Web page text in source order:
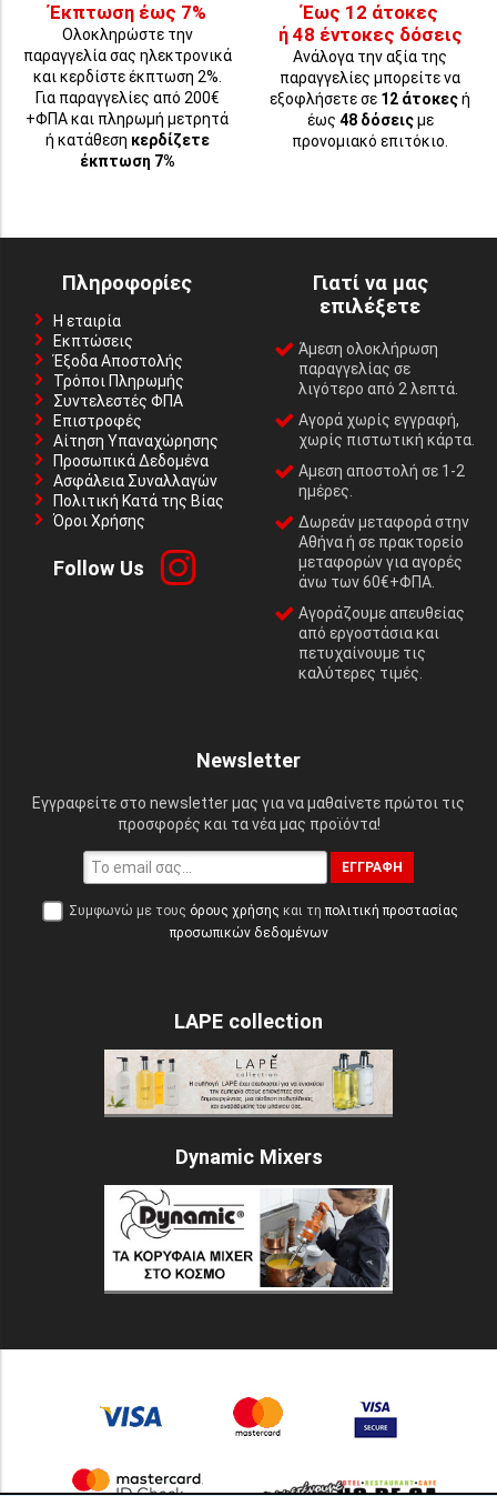
Έκπτωση έως 7%
Ολοκληρώστε την
παραγγελία σας ηλεκτρονικά
και κερδίστε έκπτωση 2%.
Για παραγγελίες από 200€
+ΦΠΑ και πληρωμή μετρητά
ή κατάθεση κερδίζετε
έκπτωση 7%
Έως 12 άτοκες
ή 48 έντοκες δόσεις
Ανάλογα την αξία της
παραγγελίες μπορείτε να
εξοφλήσετε σε 12 άτοκεςή
έως 48 δόσειςμε
προνομιακό επιτόκιο.
Πληροφορίες
Η εταιρία
Εκπτώσεις
Έξοδα Αποστολής
Τρόποι Πληρωμής
Συντελεστές ΦΠΑ
Επιστροφές
Αίτηση Υπαναχώρησης
Προσωπικά Δεδομένα
Ασφάλεια Συναλλαγών
Πολιτική Κατά της Βίας
Όροι Χρήσης
Follow Us
Γιατί να μας
επιλέξετε
Άμεση ολοκλήρωση
παραγγελίας σε
λιγότερο από 2 λεπτά.
Αγορά χωρίς εγγραφή,
χωρίς πιστωτική κάρτα.
Αμεση αποστολή σε 1-2
ημέρες.
Δωρεάν μεταφορά στην
Αθήνα ή σε πρακτορείο
μεταφορών για αγορές
άνω των 60€+ΦΠΑ.
Αγοράζουμε απευθείας
από εργοστάσια και
πετυχαίνουμε τις
καλύτερες τιμές.
Newsletter
Εγγραφείτε στο newsletter μας για να μαθαίνετε πρώτοι τις
προσφορές και τα νέα μας προϊόντα!
ΕΓΓΡΑΦΉ
Συμφωνώ με τους όρους χρήσης και τη πολιτική προστασίας
προσωπικών δεδομένων
LAPE collection
Dynamic Mixers